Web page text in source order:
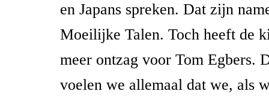
en Japans spreken. Dat zijn
Moeilijke Talen. Toch heeft de
meer ontzag voor Tom Egbers.
voelen we allemaal dat we, als